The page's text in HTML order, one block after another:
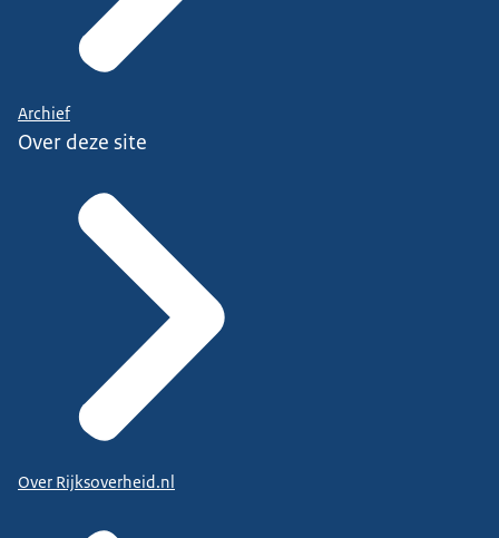
Archief
Over deze site
Over Rijksoverheid.nl